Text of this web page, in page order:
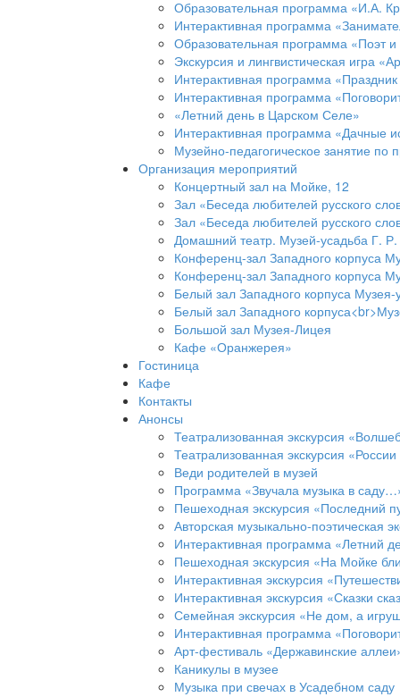
Образовательная программа «И.А.
Интерактивная программа
Образовательная программа «Поэт
Экскурсия и лингвистическая игра
Интерактивная программа
Интерактивная программа
«Летний день в Царском Селе»
Интерактивная программа «Дачные
Музейно-педагогическое занятие
Организация мероприятий
Концертный зал на Мойке, 12
Зал «Беседа любителей русского
Зал «Беседа любителей русского
Домашний театр. Музей-усадьба Г.
Конференц-зал Западного корпуса
Конференц-зал Западного корпуса
Белый зал Западного корпуса
Белый зал Западного
Большой зал Музея-Лицея
Кафе «Оранжерея»
Гостиница
Кафе
Контакты
Анонсы
Театрализованная экскурсия
Театрализованная экскурсия
Веди родителей в музей
Программа «Звучала музыка в
Пешеходная экскурсия «Последний
Авторская музыкально-поэтическая
Интерактивная программа «Летний
Пешеходная экскурсия «На Мойке
Интерактивная экскурсия
Интерактивная экскурсия «Сказки
Семейная экскурсия «Не дом, а
Интерактивная программа
Арт-фестиваль «Державинские
Каникулы в музее
Музыка при свечах в Усадебном саду